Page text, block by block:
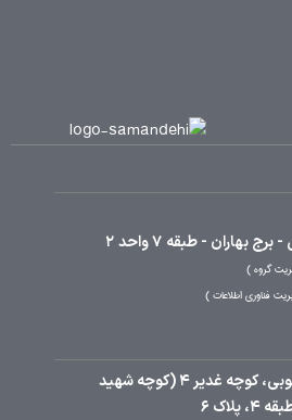
- طبقه 7 واحد 2
گروه
فناوری اطلاعات
البرز، نظرآباد، الغدیر جنوبی، کوچه غدیر 4 (کوچه شهید
6